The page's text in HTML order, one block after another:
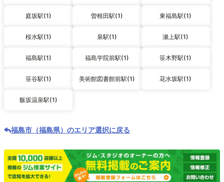
庭坂駅(1) 曽根田駅(1) 東福島駅(1)
桜水駅(1) 泉駅(1) 瀬上駅(1)
福島駅(1) 福島学院前駅(1) 笹木野駅(1)
笹谷駅(1) 美術館図書館前駅(1) 花水坂駅(1)
飯坂温泉駅(1)
福島市（福島県）のエリア選択に戻る